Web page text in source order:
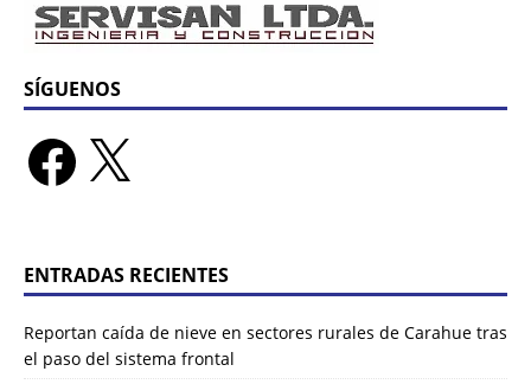
SÍGUENOS
ENTRADAS RECIENTES
Reportan caída de nieve en sectores rurales de Carahue tras
el paso del sistema frontal